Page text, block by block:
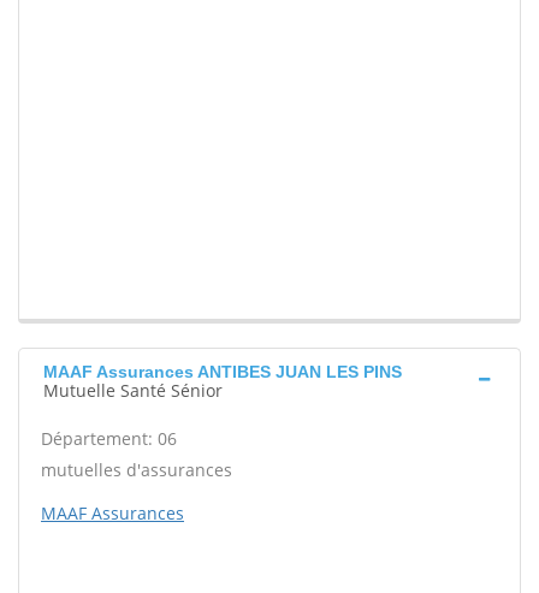
MAAF Assurances ANTIBES JUAN LES PINS
Mutuelle Santé Sénior
Département: 06
mutuelles d'assurances
MAAF Assurances